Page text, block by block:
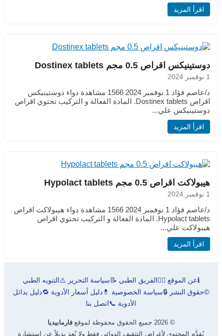
اقرأ المزيد
دوستينيكس اقراص 0.5 مجم Dostinex tablets
1 نوفمبر 2024
د/عاصم فؤاد 1 نوفمبر 2024 1566 مشاهدة دواء دوستينيكس
اقراص Dostinex tablets. المادة الفعالة و التركيب تحتوي اقراص
دوستينيكس علي...
اقرأ المزيد
هيبولاكت اقراص 0.5 مجم Hypolact tablets
1 نوفمبر 2024
د/عاصم فؤاد 1 نوفمبر 2024 1566 مشاهدة دواء هيبولاكت اقراص
Hypolact tablets. المادة الفعالة و التركيب تحتوي اقراص
هيبولاكت علي...
اقرأ المزيد
ℹ️عن الموقع 👨‍⚕️الفريق الطبي 📝سياسة التحرير ⚠️التنويه الطبي
©حقوق النشر 🔒سياسة الخصوصية 💊 دليل أسعار الأدوية 🔁دليل بدائل
الأدوية 📞اتصل بنا
© 2026 جميع الحقوق محفوظة لموقع
فارمابيديا
يُقدَّم المحتوى لأغراض التثقيف الدوائي فقط ولا يُعد بديلاً عن استشارة